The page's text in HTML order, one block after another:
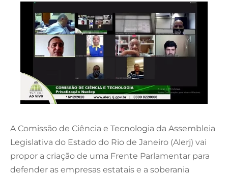
A Comissão de Ciência e Tecnologia da Assembleia
Legislativa do Estado do Rio de Janeiro (Alerj) vai
propor a criação de uma Frente Parlamentar para
defender as empresas estatais e a soberania